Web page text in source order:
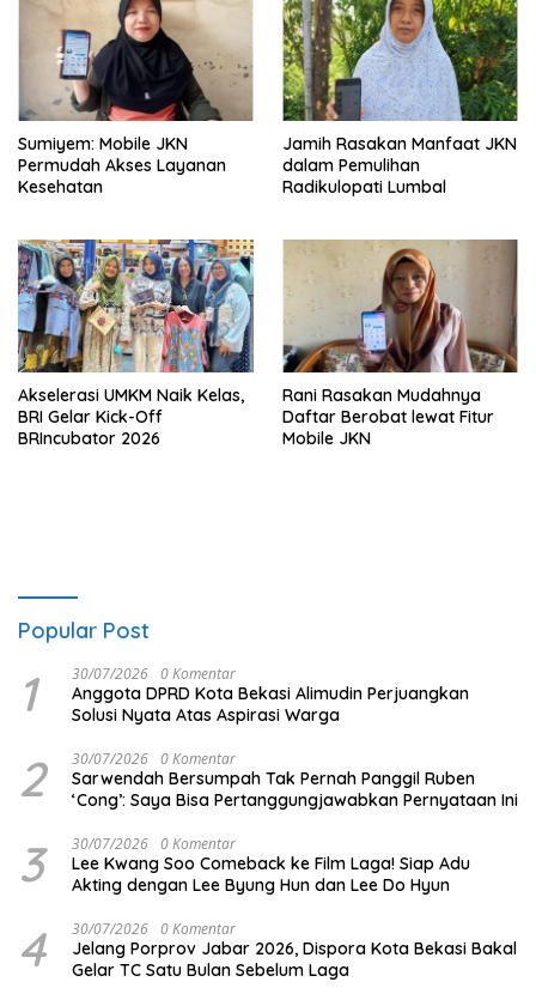
Sumiyem: Mobile JKN
Permudah Akses Layanan
Kesehatan
Jamih Rasakan Manfaat JKN
dalam Pemulihan
Radikulopati Lumbal
Akselerasi UMKM Naik Kelas,
BRI Gelar Kick-Off
BRIncubator 2026
Rani Rasakan Mudahnya
Daftar Berobat lewat Fitur
Mobile JKN
Popular Post
1 30/07/2026 0 Komentar
Anggota DPRD Kota Bekasi Alimudin Perjuangkan
Solusi Nyata Atas Aspirasi Warga
2 30/07/2026 0 Komentar
Sarwendah Bersumpah Tak Pernah Panggil Ruben
‘Cong’: Saya Bisa Pertanggungjawabkan Pernyataan Ini
3 30/07/2026 0 Komentar
Lee Kwang Soo Comeback ke Film Laga! Siap Adu
Akting dengan Lee Byung Hun dan Lee Do Hyun
4 30/07/2026 0 Komentar
Jelang Porprov Jabar 2026, Dispora Kota Bekasi Bakal
Gelar TC Satu Bulan Sebelum Laga